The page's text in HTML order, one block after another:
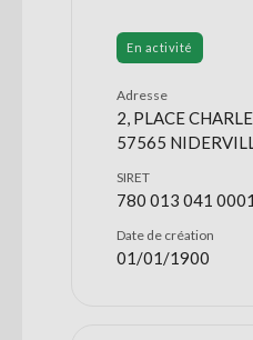
En activité
Adresse
2, PLACE
57565
SIRET
780 013 041
Date de création
01/01/1900